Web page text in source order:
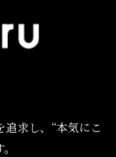
求し、“本気にこ